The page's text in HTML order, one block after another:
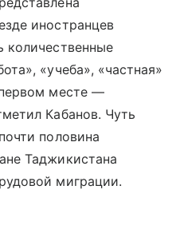
иностранцев
количественные
«учеба», «частная»
месте —
Кабанов. Чуть
половина
Таджикистана
миграции.